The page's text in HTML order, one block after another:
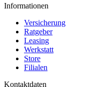
Informationen
Versicherung
Ratgeber
Leasing
Werkstatt
Store
Filialen
Kontaktdaten